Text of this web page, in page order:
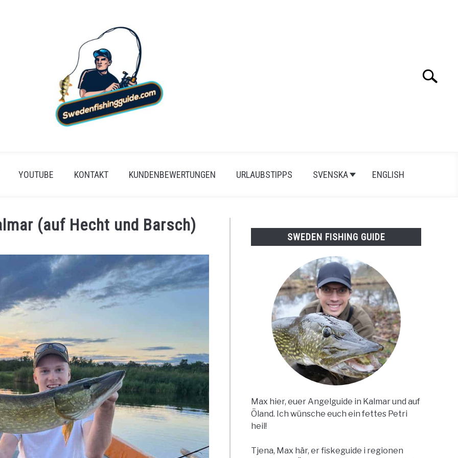
Search
YOUTUBE KONTAKT KUNDENBEWERTUNGEN URLAUBSTIPPS SVENSKA ENGLISH
(auf Hecht und Barsch)
SWEDEN FISHING GUIDE
Max hier, euer Angelguide in Kalmar und auf
Öland. Ich wünsche euch ein fettes Petri
heil!
Tjena, Max här, er fiskeguide i regionen